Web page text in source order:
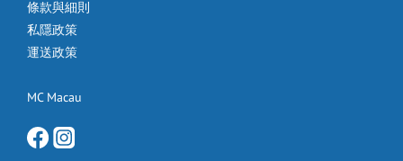
條款與細則
私隱政策
運送政策
MC Macau